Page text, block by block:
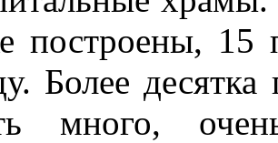
построены, 15
Более
много,